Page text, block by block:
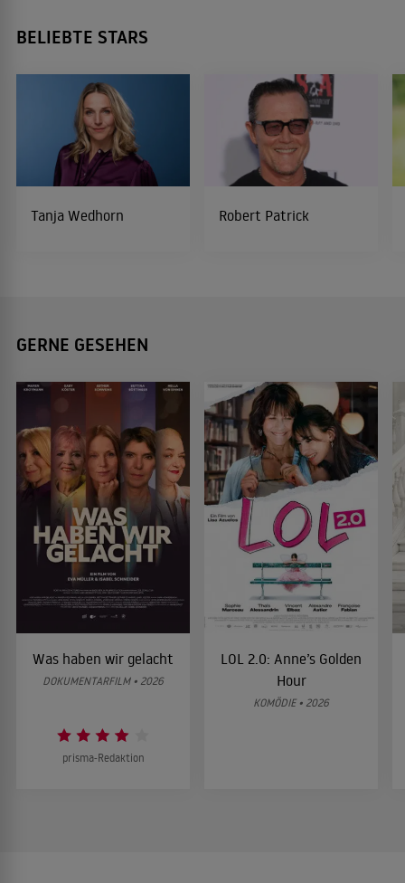
BELIEBTE STARS
Tanja Wedhorn Robert Patrick
GERNE GESEHEN
Was haben wir gelacht
DOKUMENTARFILM • 2026
prisma-Redaktion
LOL 2.0: Anne’s Golden
Hour
KOMÖDIE • 2026